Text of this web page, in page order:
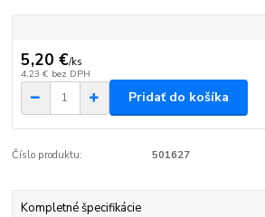
5,20 €/ks
4,23 € bez DPH
Pridať do košíka
Číslo produktu: 501627
Kompletné špecifikácie